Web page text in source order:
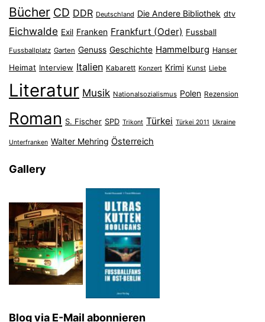
Bücher CD DDR Deutschland Die Andere Bibliothek dtv
Eichwalde Exil Franken Frankfurt (Oder) Fussball
Fussballplatz Garten Genuss Geschichte Hammelburg Hanser
Heimat Interview Italien Kabarett Konzert Krimi Kunst Liebe
Literatur Musik Nationalsozialismus Polen Rezension
Roman S. Fischer SPD Trikont Türkei Türkei 2011 Ukraine
Unterfranken Walter Mehring Österreich
Gallery
Blog via E-Mail abonnieren